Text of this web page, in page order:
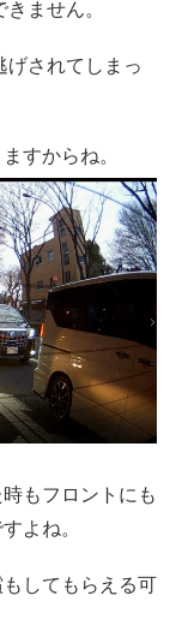
ません。
げされてしまっ
すからね。
もフロントにも
よね。
してもらえる可